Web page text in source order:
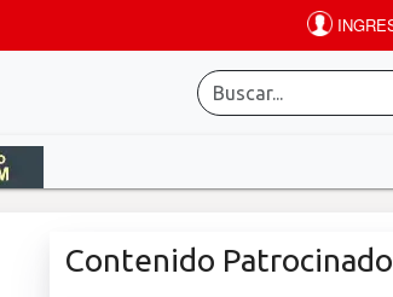
Contenido Patrocinado